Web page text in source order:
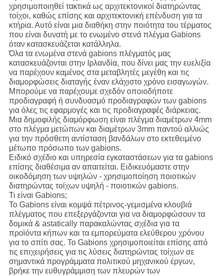
χρησιμοποιηθεί τακτικά ως αρχιτεκτονικοί διατηρώντας
τοίχοι, καθώς επίσης και αρχιτεκτονική επένδυση για τα
κτήρια. Αυτό είναι μια διαθήκη στην ποιότητα του τέρματος
που είναι δυνατή με το ενωμένο στενά πλέγμα Gabions
όταν κατασκευάζεται κατάλληλα.
Όλα τα ενωμένα στενά gabions πλέγματός μας
κατασκευάζονται στην Ιρλανδία, που δίνει μας την ευελιξία
να παρέχουν καμένος στα μεταβλητές μεγέθη και τις
διαμορφώσεις διαταγής έναν ελάχιστο χρόνο εισαγωγών.
Μπορούμε να παρέχουμε σχεδόν οποιοδήποτε
προδιαγραφή ή συνδυασμό προδιαγραφών των gabions
για όλες τις εφαρμογές και τις προδιαγραφές διάρκειας.
Μια δημοφιλής διαμόρφωση είναι πλέγμα διαμέτρων 4mm
στο πλέγμα μετώπων και διαμέτρων 3mm παντού αλλιώς
για την πρόσθετη αντίσταση βανδάλων στο εκτεθειμένο
μέτωπο πρόσωπο των gabions.
Ειδικό σχέδιο και υπηρεσία εγκαταστάσεων για τα gabions
επίσης διαθέσιμα αν απαιτείται. Ειδικευόμαστε στην
οικοδόμηση των υψηλών - χρησιμοποίηση ποιοτικών
διατηρώντας τοίχων υψηλή - ποιοτικών gabions.
Τι είναι Gabions;
Το Gabions είναι κομψά πέτρινος-γεμισμένα κλουβιά
πλέγματος που επεξεργάζονται για να διαμορφώσουν τα
δομικά & astatically παρακαλώντας σχέδια για τα
προϊόντα κήπων και τα εμπορεύματα ελεύθερου χρόνου
για το σπίτι σας. Το Gabions χρησιμοποιείται επίσης από
τις επιχειρήσεις για τις λύσεις διατηρώντας τοίχων σε
σημαντικά προγράμματα πολιτικού μηχανικού έργων,
βρήκε την ευθυγράμμιση των πλευρών των